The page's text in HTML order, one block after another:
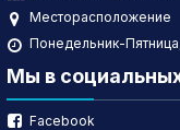
Месторасположение
Понедельник-
Мы в
Facebook